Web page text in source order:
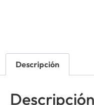
Descripción
Descripción